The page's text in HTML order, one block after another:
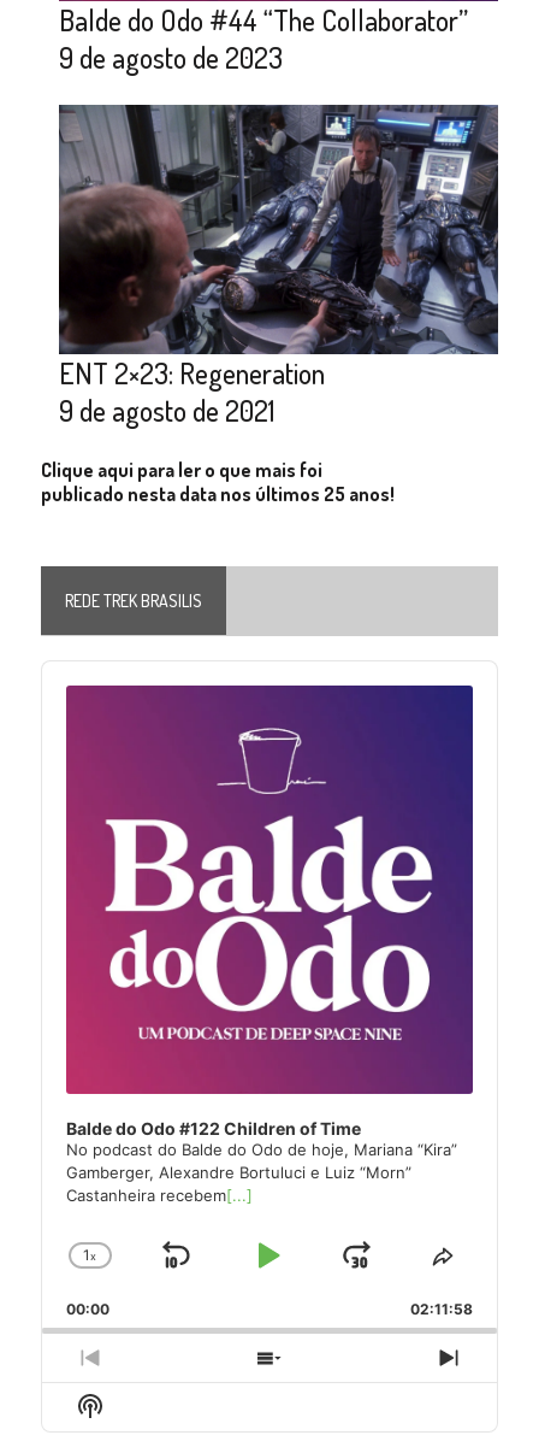
Balde do Odo #44 “The Collaborator”
9 de agosto de 2023
ENT 2×23: Regeneration
9 de agosto de 2021
Clique aqui para ler o que mais foi
publicado nesta data nos últimos 25 anos!
REDE TREK BRASILIS
Audio
Player
Balde do Odo #122 Children of Time
No podcast do Balde do Odo de hoje, Mariana “Kira”
Gamberger, Alexandre Bortuluci e Luiz “Morn”
Castanheira recebem[...]
Change
Rate
1x
Skip
Play
Jump
Forward
Share
Episode
00:00 02:11:58
Previous
Episode
Show
Episodes
Next
Episode
Show
Podcast